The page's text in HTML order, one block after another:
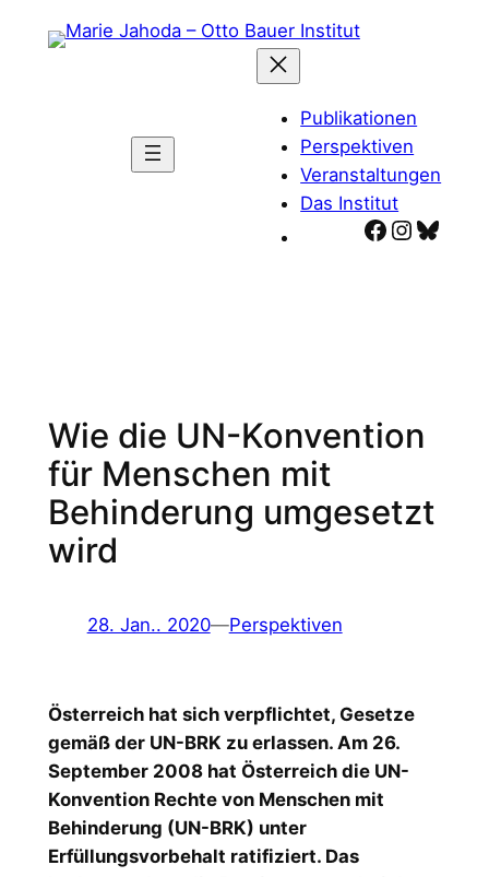
Inhalt
Publikationen
Perspektiven
Veranstaltungen
Das Institut
Facebook
Wie die UN-Konvention
für Menschen mit
Behinderung umgesetzt
wird
28. Jan.. 2020—Perspektiven
Österreich hat sich verpflichtet, Gesetze
gemäß der UN-BRK zu erlassen. Am 26.
September 2008 hat Österreich die UN-
Konvention Rechte von Menschen mit
Behinderung (UN-BRK) unter
Erfüllungsvorbehalt ratifiziert. Das